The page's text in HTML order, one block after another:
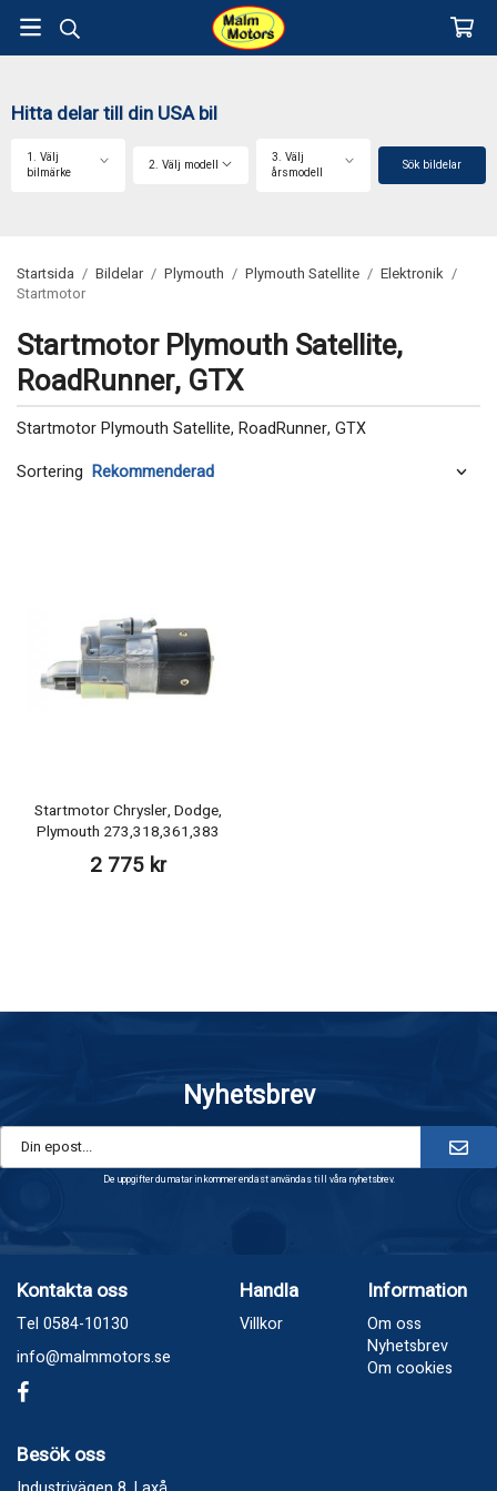
Hitta delar till din USA bil
1. Välj
bilmärke
2. Välj modell
3. Välj
årsmodell
Sök bildelar
Startsida / Bildelar / Plymouth / Plymouth Satellite / Elektronik /
Startmotor
Startmotor Plymouth Satellite,
RoadRunner, GTX
Startmotor Plymouth Satellite, RoadRunner, GTX
Sortering
Startmotor Chrysler, Dodge,
Plymouth 273,318,361,383
2 775 kr
Nyhetsbrev
De uppgifter du matar in kommer endast användas till våra nyhetsbrev.
Kontakta oss
Tel 0584-10130
info@malmmotors.se
Handla
Villkor
Information
Om oss
Nyhetsbrev
Om cookies
Besök oss